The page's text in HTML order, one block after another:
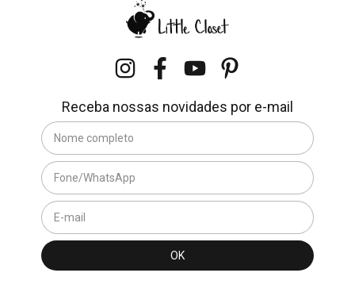
Receba nossas novidades por e-mail